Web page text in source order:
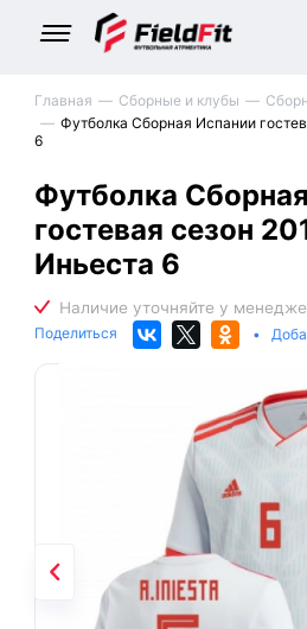
Главная Сборные и клубы
Футболка Сборная Испании
6
Футболка
гостевая сезон
Иньеста 6
Поделиться •